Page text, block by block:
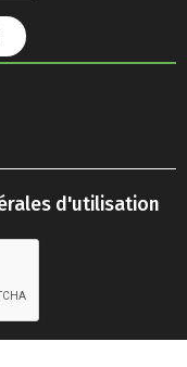
d'utilisation